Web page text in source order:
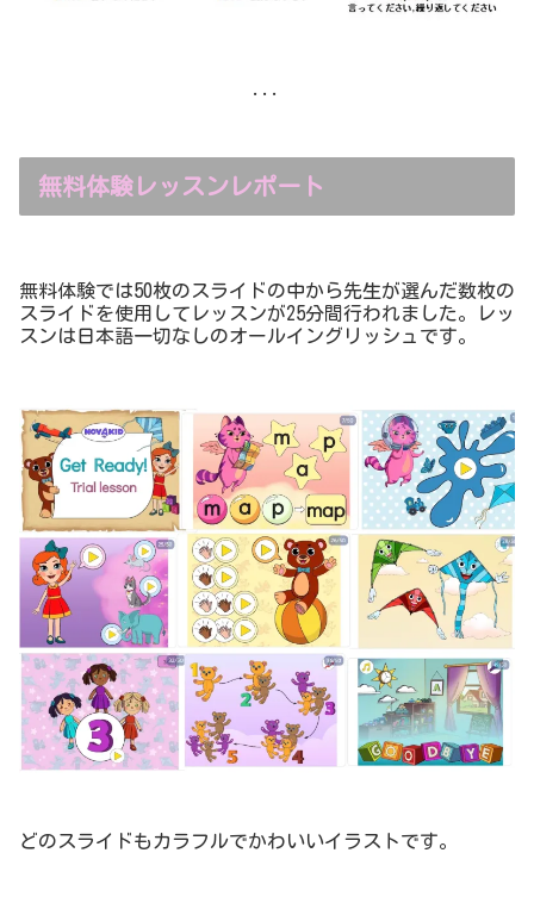
無料体験レッスンレポート
無料体験では50枚のスライドの中から先生が選んだ数枚の
スライドを使用してレッスンが25分間行われました。レッ
スンは日本語一切なしのオールイングリッシュです。
どのスライドもカラフルでかわいいイラストです。